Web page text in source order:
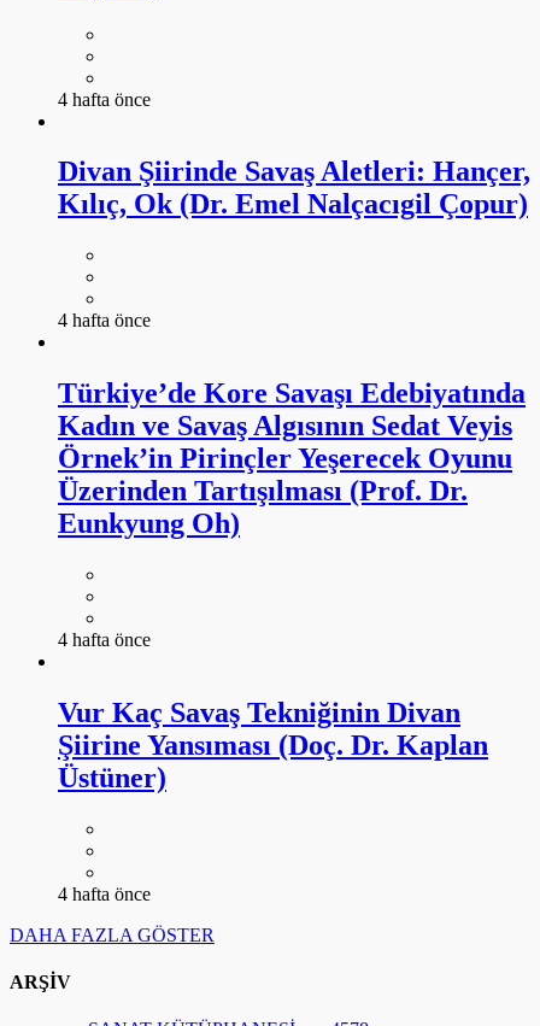
4 hafta önce
Divan Şiirinde Savaş Aletleri: Hançer,
Kılıç, Ok (Dr. Emel Nalçacıgil Çopur)
4 hafta önce
Türkiye’de Kore Savaşı Edebiyatında
Kadın ve Savaş Algısının Sedat Veyis
Örnek’in Pirinçler Yeşerecek Oyunu
Üzerinden Tartışılması (Prof. Dr.
Eunkyung Oh)
4 hafta önce
Vur Kaç Savaş Tekniğinin Divan
Şiirine Yansıması (Doç. Dr. Kaplan
Üstüner)
4 hafta önce
DAHA FAZLA GÖSTER
ARŞİV